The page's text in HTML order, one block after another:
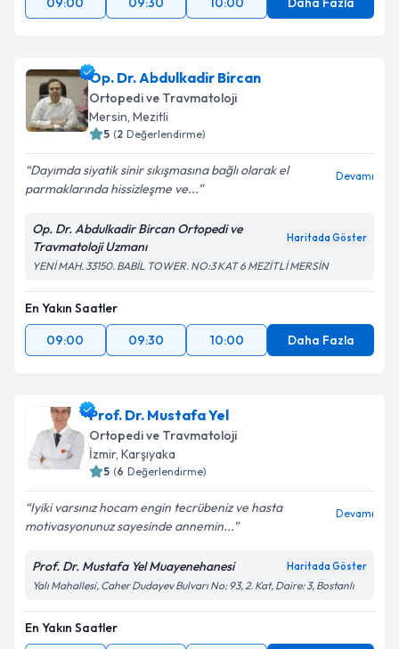
Op. Dr. Abdulkadir Bircan
Ortopedi ve Travmatoloji
Mersin, Mezitli
5 (2 Değerlendirme)
Dayımda siyatik sinir sıkışmasına bağlı olarak el
parmaklarında hissizleşme ve...
Devamı
Op. Dr. Abdulkadir Bircan Ortopedi ve
Travmatoloji Uzmanı
Haritada Göster
YENİ MAH. 33150. BABİL TOWER. NO:3 KAT 6 MEZİTLİ MERSİN
En Yakın Saatler
09:00
09:30 10:00 Daha Fazla
Prof. Dr. Mustafa Yel
Ortopedi ve Travmatoloji
İzmir, Karşıyaka
5 (6 Değerlendirme)
Iyiki varsınız hocam engin tecrübeniz ve hasta
motivasyonunuz sayesinde annemin...
Devamı
Prof. Dr. Mustafa Yel Muayenehanesi Haritada Göster
Yalı Mahallesi, Caher Dudayev Bulvarı No: 93, 2. Kat, Daire: 3, Bostanlı
En Yakın Saatler